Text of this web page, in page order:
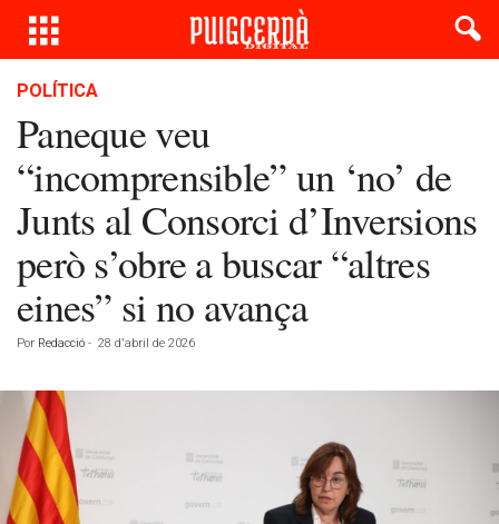
POLÍTICA
Paneque veu
“incomprensible” un ‘no’ de
Junts al Consorci d’Inversions
però s’obre a buscar “altres
eines” si no avança
Por Redacció - 28 d'abril de 2026